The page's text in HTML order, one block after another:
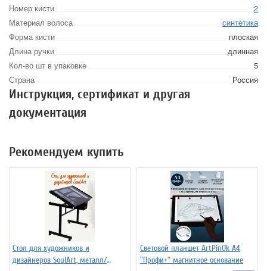
Номер кисти
2
Материал волоса
синтетика
Форма кисти
плоская
Длина ручки
длинная
Кол-во шт в упаковке
5
Страна
Россия
Инструкция, сертификат и другая
документация
Рекомендуем купить
Стол для художников и
дизайнеров SoulArt, металл/
Световой планшет ArtPinOk А4
"Профи+" магнитное основание